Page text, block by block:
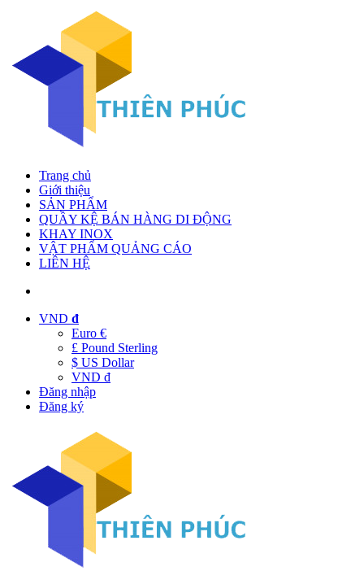
Trang chủ
Giới thiệu
SẢN PHẨM
QUẦY KỆ BÁN HÀNG DI ĐỘNG
KHAY INOX
VẬT PHẨM QUẢNG CÁO
LIÊN HỆ
VND đ
Euro €
£ Pound Sterling
$ US Dollar
VND đ
Đăng nhập
Đăng ký